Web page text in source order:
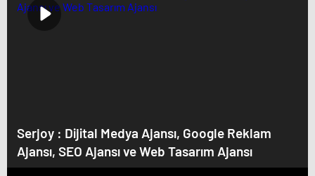
Serjoy : Dijital Medya Ajansı, Google Reklam
Ajansı, SEO Ajansı ve Web Tasarım Ajansı